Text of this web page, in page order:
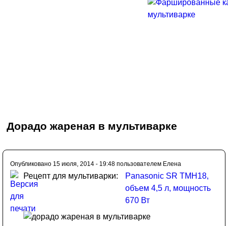
Дорадо жареная в мультиварке
Опубликовано 15 июля, 2014 - 19:48 пользователем Елена
Рецепт для мультиварки:
Panasonic SR TMH18,
объем 4,5 л, мощность
670 Вт